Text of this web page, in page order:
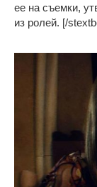
ее на съемки,
из ролей. [/